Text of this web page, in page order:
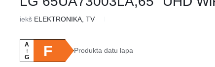
iekš ELEKTRONIKA, TV
A
↑
G
F Produkta datu lapa